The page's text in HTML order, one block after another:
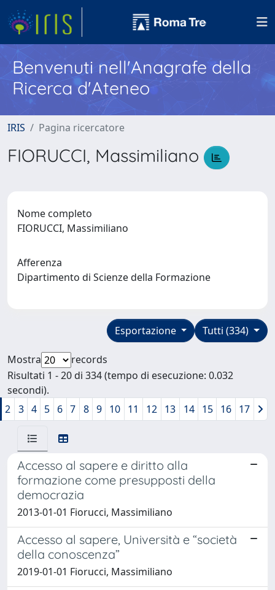
Benvenuti nell'Anagrafe della
Ricerca d'Ateneo
IRIS Pagina ricercatore
FIORUCCI, Massimiliano
Nome completo
FIORUCCI, Massimiliano
Afferenza
Dipartimento di Scienze della Formazione
Tutti (334)
Esportazione
Mostra
records
Risultati 1 - 20 di 334 (tempo di esecuzione: 0.032
secondi).
2 3 4 5 6 7 8 9 10 11 12 13 14 15 16 17
Accesso al sapere e diritto alla
formazione come presupposti della
democrazia
2013-01-01 Fiorucci, Massimiliano
Accesso al sapere, Università e “società
della conoscenza”
2019-01-01 Fiorucci, Massimiliano